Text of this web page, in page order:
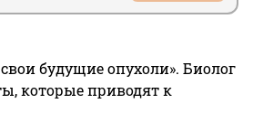
будущие опухоли». Биолог
которые приводят к